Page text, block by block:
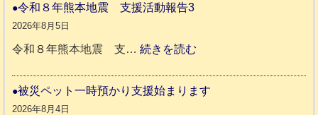
リ
ッ
ト
令和８年熊本地震 支援活動報告3
2026年8月5日
令和８年熊本地震 支…続きを読む
和
被災ペット一時預かり支援始まります
2026年8月4日